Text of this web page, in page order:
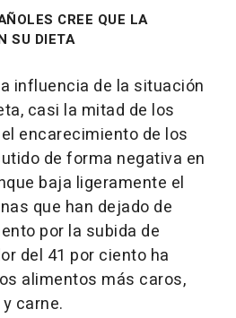
CREE QUE LA
SU DIETA
influencia de la situación
casi la mitad de los
encarecimiento de los
de forma negativa en
baja ligeramente el
que han dejado de
por la subida de
del 41 por ciento ha
alimentos más caros,
carne.